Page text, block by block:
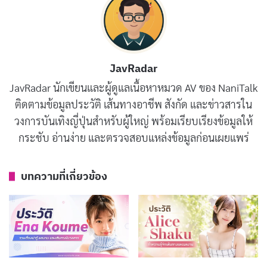
เนื่อง แม้อายุจะเข้าเลข 30 แล้ว แต่ลุคบนหน้าปกผลงาน
และภาพถ่ายส่วนตัวยังคงดูสดใสไม่เปลี่ยน ทำให้เธอมีแฟน
คลับที่ภักดีตามผลงานมาอย่างยาวนาน
บทความที่เกี่ยวข้อง
ประวัติ Yuno Sakura นางเอก AV เสียงน่ารักดาวรุ่ง
MOODYZ
เผยแพร่เมื่อ: 4 วัน ที่ผ่านมา
ประวัติ Yumi Nijimura นางเอก AV หน้าใหม่มาแรง
เผยแพร่เมื่อ: 5 วัน ที่ผ่านมา
ประวัติ Yume Nishimiya นางเอก AV ญี่ปุ่นชื่อดัง
พร้อมผลงานเด่น
JavRadar
JavRadar นักเขียนและผู้ดูแลเนื้อหาหมวด AV ของ NaniTalk
ติดตามข้อมูลประวัติ เส้นทางอาชีพ สังกัด และข่าวสารใน
วงการบันเทิงญี่ปุ่นสำหรับผู้ใหญ่ พร้อมเรียบเรียงข้อมูลให้
กระชับ อ่านง่าย และตรวจสอบแหล่งข้อมูลก่อนเผยแพร่
บทความที่เกี่ยวข้อง